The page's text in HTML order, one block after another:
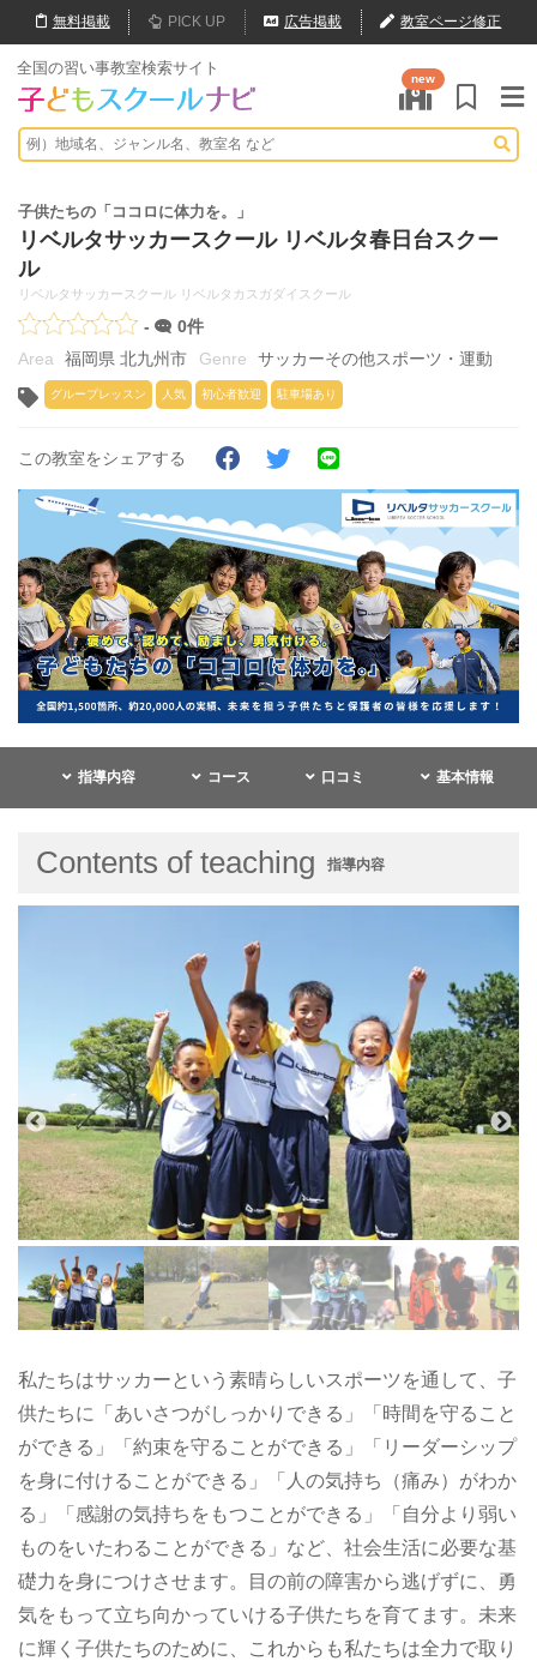
無料掲載 PICK UP 広告掲載 教室ページ修正
全国の習い事教室検索サイト
new
子供たちの「ココロに体力を。」
リベルタサッカースクール リベルタ春日台スクー
ル
リベルタサッカースクール リベルタカスガダイスクール
-
0件
福岡県 北九州市
サッカーその他スポーツ・運動
グループレッスン 人気 初心者歓迎 駐車場あり
この教室をシェアする
指導内容 コース 口コミ 基本情報
Contents of teaching 指導内容
私たちはサッカーという素晴らしいスポーツを通して、子
供たちに「あいさつがしっかりできる」「時間を守ること
ができる」「約束を守ることができる」「リーダーシップ
を身に付けることができる」「人の気持ち（痛み）がわか
る」「感謝の気持ちをもつことができる」「自分より弱い
ものをいたわることができる」など、社会生活に必要な基
礎力を身につけさせます。目の前の障害から逃げずに、勇
気をもって立ち向かっていける子供たちを育てます。未来
に輝く子供たちのために、これからも私たちは全力で取り